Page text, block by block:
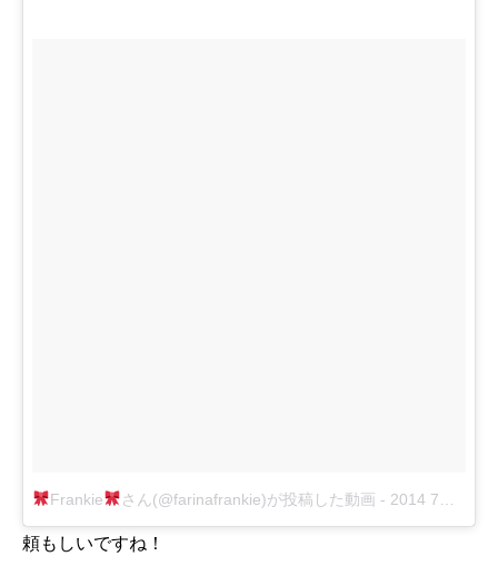
Frankie さん(@farinafrankie)が投稿した動画 - 2014 7月 11 5:59午後 PDT
頼もしいですね！